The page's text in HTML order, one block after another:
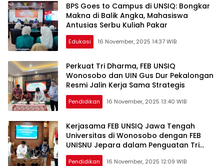
BPS Goes to Campus di UNSIQ: Bongkar
Makna di Balik Angka, Mahasiswa
Antusias Serbu Kuliah Pakar
Edukasi 16 November, 2025 14:37 WIB
Perkuat Tri Dharma, FEB UNSIQ
Wonosobo dan UIN Gus Dur Pekalongan
Resmi Jalin Kerja Sama Strategis
Pendidikan 16 November, 2025 13:40 WIB
Kerjasama FEB UNSIQ Jawa Tengah
Universitas di Wonosobo dengan FEB
UNISNU Jepara dalam Penguatan Tri
Darma Perguruan Tinggi
Pendidikan 16 November, 2025 12:09 WIB